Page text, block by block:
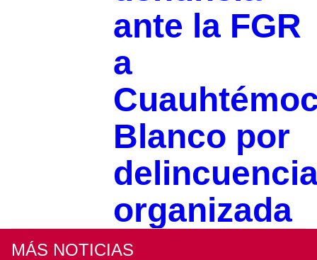
ante la FGR
a
Blanco por
organizada
MÁS NOTICIAS